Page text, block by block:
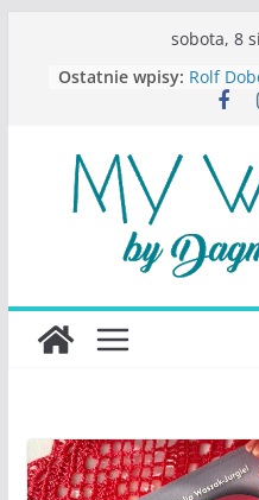
sobota, 8
Ostatnie wpisy: Rolf
Judith
S.Wynn-